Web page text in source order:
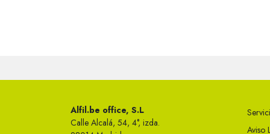
Alfil.be office, S.L
Calle Alcalá, 54, 4°, izda.
Aviso